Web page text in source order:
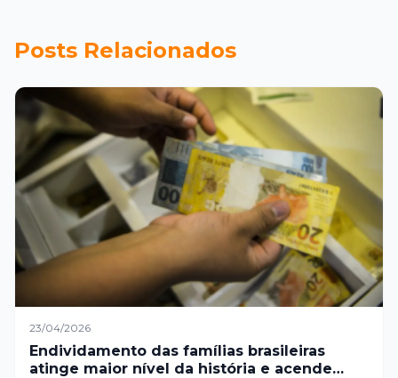
Posts Relacionados
23/04/2026
Endividamento das famílias brasileiras
atinge maior nível da história e acende